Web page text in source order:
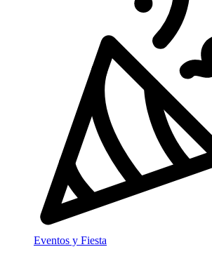
Eventos y Fiesta